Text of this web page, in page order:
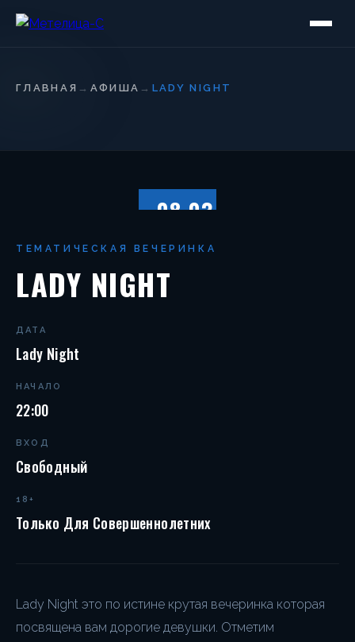
ГЛАВНАЯ → АФИША → LADY NIGHT
08.03
ТЕМАТИЧЕСКАЯ ВЕЧЕРИНКА
LADY NIGHT
ДАТА
Lady Night
НАЧАЛО
22:00
ВХОД
Свободный
18+
Только Для Совершеннолетних
Lady Night это по истине крутая вечеринка которая
посвящена вам дорогие девушки. Отметим